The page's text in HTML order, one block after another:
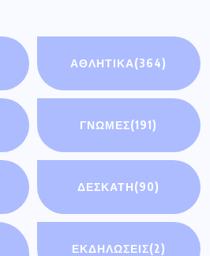
ΑΘΛΗΤΙΚΑ(364)
ΓΝΩΜΕΣ(191)
ΔΕΣΚΑΤΗ(90)
ΕΚΔΗΛΩΣΕΙΣ(2)